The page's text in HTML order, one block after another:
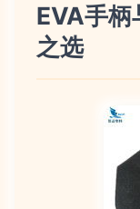
EVA手柄
之选